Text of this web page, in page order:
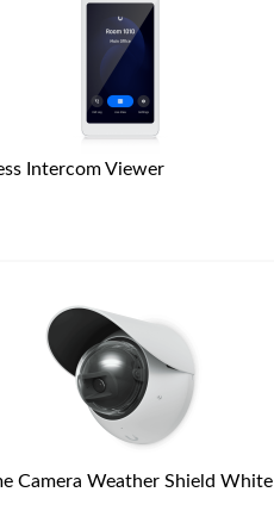
Intercom Viewer
Camera Weather Shield White